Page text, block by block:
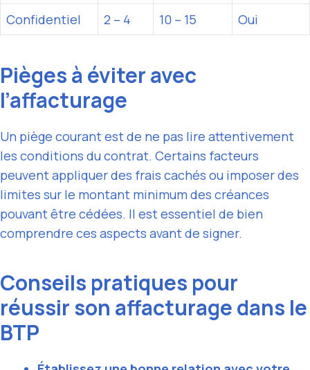
Confidentiel 2 – 4 10 – 15 Oui
Pièges à éviter avec
l’affacturage
Un piège courant est de ne pas lire attentivement
les conditions du contrat. Certains facteurs
peuvent appliquer des frais cachés ou imposer des
limites sur le montant minimum des créances
pouvant être cédées. Il est essentiel de bien
comprendre ces aspects avant de signer.
Conseils pratiques pour
réussir son affacturage dans le
BTP